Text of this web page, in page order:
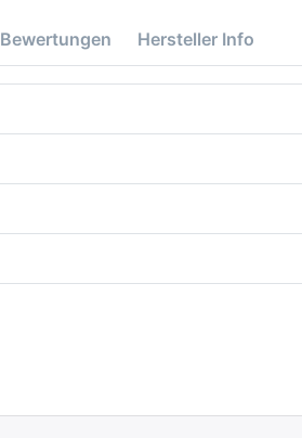
Bewertungen Hersteller Info